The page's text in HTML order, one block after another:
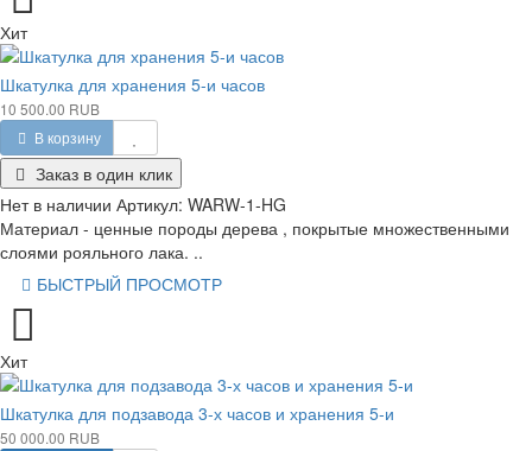
Хит
Шкатулка для хранения 5-и часов
10 500.00 RUB
В корзину
Заказ в один клик
Нет в наличии Артикул: WARW-1-HG
Материал - ценные породы дерева , покрытые множественными
слоями рояльного лака. ..
БЫСТРЫЙ ПРОСМОТР
Хит
Шкатулка для подзавода 3-х часов и хранения 5-и
50 000.00 RUB